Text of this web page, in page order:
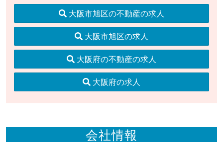
大阪市旭区の不動産の求人
大阪市旭区の求人
大阪府の不動産の求人
大阪府の求人
会社情報